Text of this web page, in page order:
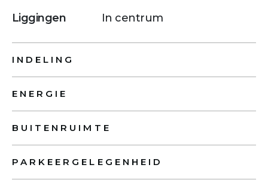
Liggingen
In centrum
INDELING
ENERGIE
BUITENRUIMTE
PARKEERGELEGENHEID